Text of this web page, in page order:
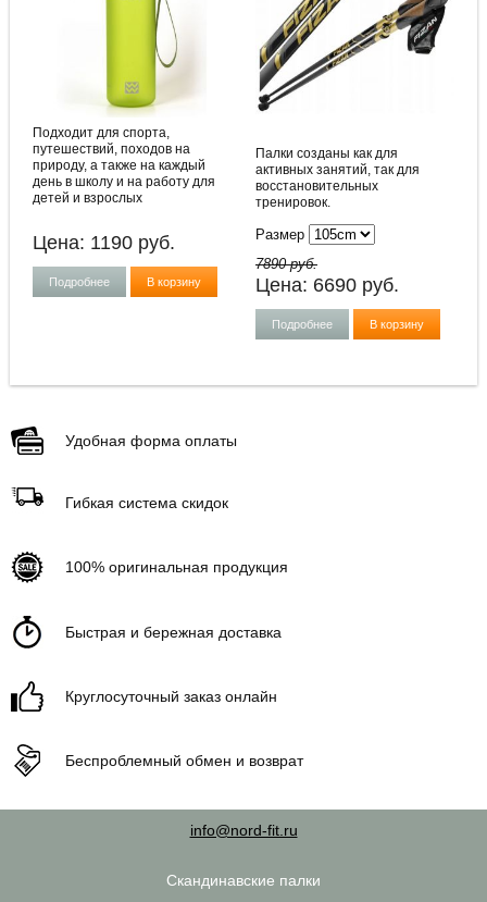
Подходит для спорта,
путешествий, походов на
природу, а также на каждый
день в школу и на работу для
детей и взрослых
Цена: 1190 руб.
Подробнее В корзину
Палки созданы как для
активных занятий, так для
восстановительных
тренировок.
Размер
7890 руб.
Цена: 6690 руб.
Подробнее В корзину
Удобная форма оплаты
Гибкая система скидок
100% оригинальная продукция
Быстрая и бережная доставка
Круглосуточный заказ онлайн
Беспроблемный обмен и возврат
info@nord-fit.ru
Скандинавские палки